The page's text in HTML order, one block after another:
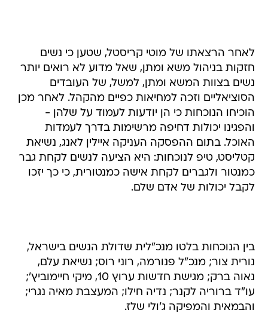
לאחר הרצאתו של מוטי קריסטל, שטען כי נשים
חזקות בניהול משא ומתן, שאל מדוע לא רואים יותר
נשים בצוות המשא ומתן, למשל, של העובדים
הסוציאליים וזכה למחיאות כפיים מהקהל. לאחר מכן
הוכיחו הנוכחות כי הן יודעות לעמוד על שלהן -
והפגינו יכולות דחיפה מרשימות בדרך לעמדות
האוכל. בתום ההפסקה העניקה איילין לאנג, נשיאת
קטליסט, טיפ לנוכחות: היא הציעה לנשים לקחת גבר
כמנטור ולגברים לקחת אישה כמנטורית, כי כך יזכו
לקבל יכולות של אדם שלם.
בין הנוכחות בלטו מנכ"לית שדולת הנשים בישראל,
נורית צור; מנכ"ל פנורמה, רוני רוס; נשיאת עלם,
נאוה ברק; מגישת חדשות ערוץ 10, מיקי חיימוביץ';
עו"ד ברוריה לקנר; נדיה חילו; המעצבת מאיה נגרי;
והבמאית והמפיקה ג'ולי שלז.